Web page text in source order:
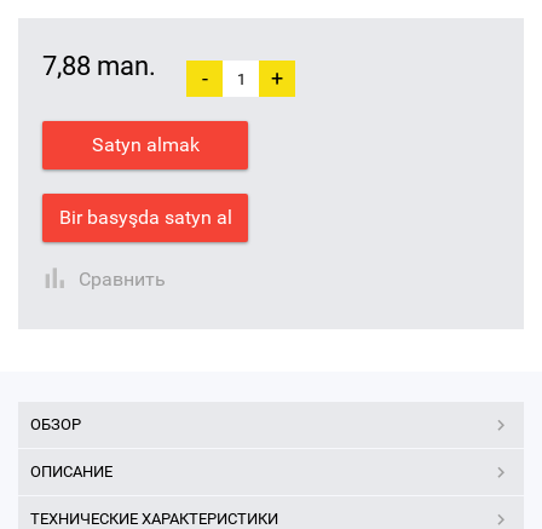
7,88 man. - +
Satyn almak
Bir basyşda satyn al
Сравнить
ОБЗОР
ОПИСАНИЕ
ТЕХНИЧЕСКИЕ ХАРАКТЕРИСТИКИ